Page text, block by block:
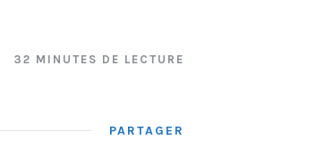
32 MINUTES DE LECTURE
PARTAGER